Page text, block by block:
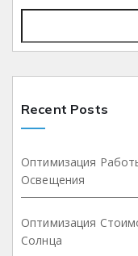
Recent Posts
Оптимизация
Освещения
Оптимизация
Солнца